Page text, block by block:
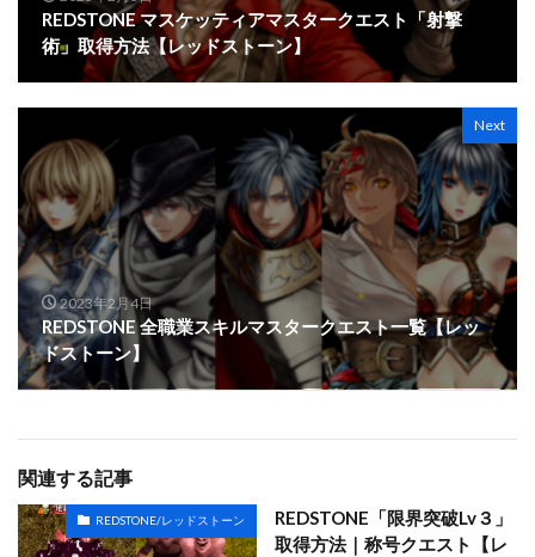
REDSTONE マスケッティアマスタークエスト「射撃
術」取得方法【レッドストーン】
Next
2023年2月4日
REDSTONE 全職業スキルマスタークエスト一覧【レッ
ドストーン】
関連する記事
REDSTONE/レッドストーン
REDSTONE「限界突破Lv３」
取得方法｜称号クエスト【レ